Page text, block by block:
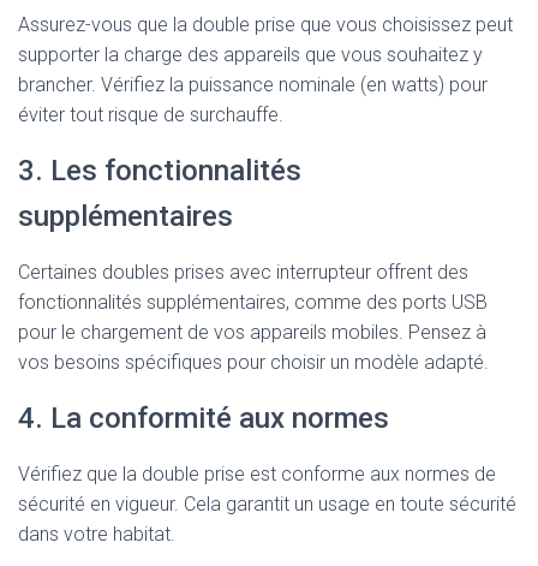
Assurez-vous que la double prise que vous choisissez peut
supporter la charge des appareils que vous souhaitez y
brancher. Vérifiez la puissance nominale (en watts) pour
éviter tout risque de surchauffe.
3. Les fonctionnalités
supplémentaires
Certaines doubles prises avec interrupteur offrent des
fonctionnalités supplémentaires, comme des ports USB
pour le chargement de vos appareils mobiles. Pensez à
vos besoins spécifiques pour choisir un modèle adapté.
4. La conformité aux normes
Vérifiez que la double prise est conforme aux normes de
sécurité en vigueur. Cela garantit un usage en toute sécurité
dans votre habitat.